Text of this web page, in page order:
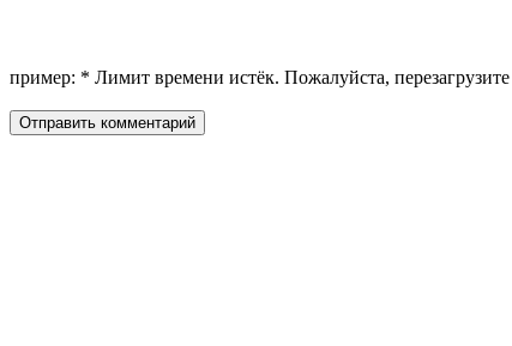
пример: * Лимит времени истёк. Пожалуйста,